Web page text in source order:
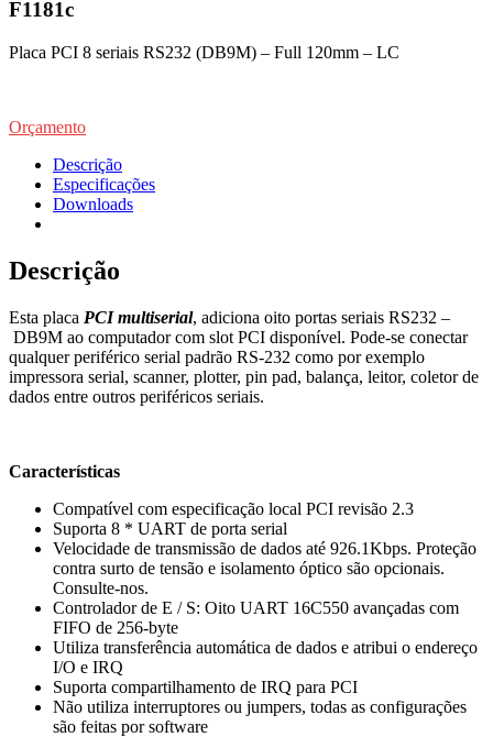
F1181c
Placa PCI 8 seriais RS232 (DB9M) – Full 120mm – LC
Orçamento
Descrição
Especificações
Downloads
Descrição
Esta placa PCI multiserial, adiciona oito portas seriais RS232 –
DB9M ao computador com slot PCI disponível. Pode-se conectar
qualquer periférico serial padrão RS-232 como por exemplo
impressora serial, scanner, plotter, pin pad, balança, leitor, coletor de
dados entre outros periféricos seriais.
Características
Compatível com especificação local PCI revisão 2.3
Suporta 8 * UART de porta serial
Velocidade de transmissão de dados até 926.1Kbps. Proteção
contra surto de tensão e isolamento óptico são opcionais.
Consulte-nos.
Controlador de E / S: Oito UART 16C550 avançadas com
FIFO de 256-byte
Utiliza transferência automática de dados e atribui o endereço
I/O e IRQ
Suporta compartilhamento de IRQ para PCI
Não utiliza interruptores ou jumpers, todas as configurações
são feitas por software